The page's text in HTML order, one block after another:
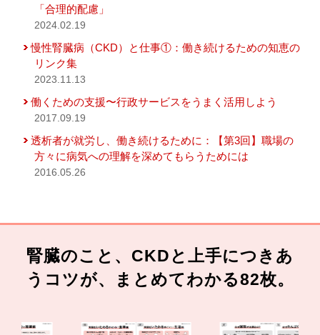
「合理的配慮」
2024.02.19
慢性腎臓病（CKD）と仕事①：働き続けるための知恵の
リンク集
2023.11.13
働くための支援〜行政サービスをうまく活用しよう
2017.09.19
透析者が就労し、働き続けるために：【第3回】職場の
方々に病気への理解を深めてもらうためには
2016.05.26
腎臓のこと、CKDと上手につきあ
うコツが、まとめてわかる82枚。